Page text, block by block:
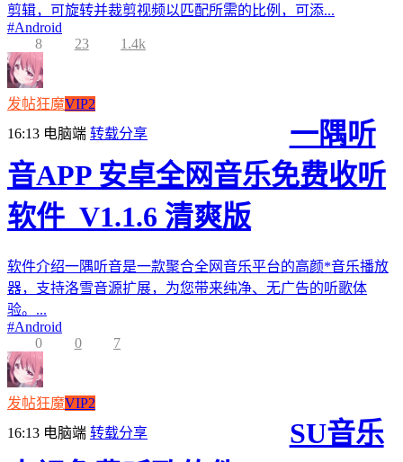
剪辑，可旋转并裁剪视频以匹配所需的比例，可添...
#Android
8
23 1.4k
发帖狂魔VIP2
16:13 电脑端 转载分享
一隅听
音APP 安卓全网音乐免费收听
软件_V1.1.6 清爽版
软件介绍一隅听音是一款聚合全网音乐平台的高颜*音乐播放
器，支持洛雪音源扩展，为您带来纯净、无广告的听歌体
验。...
#Android
0
0 7
发帖狂魔VIP2
16:13 电脑端 转载分享
SU音乐